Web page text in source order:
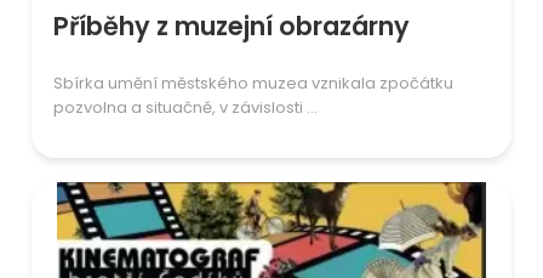
Příběhy z muzejní obrazárny
Sbírka umění městského muzea vznikala zpočátku
pozvolna a situačně, v závislosti ...